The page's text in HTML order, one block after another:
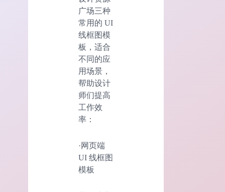
广场三种
常用的 UI
线框图模
板，适合
不同的应
用场景，
帮助设计
师们提高
工作效
率：
·网页端
UI 线框图
模板